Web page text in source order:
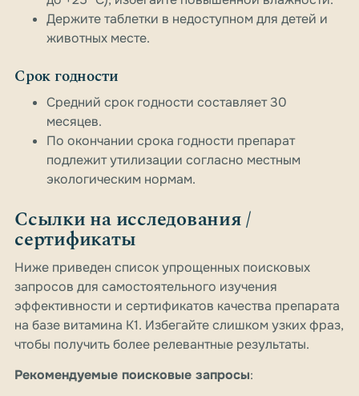
Держите таблетки в недоступном для детей и
животных месте.
Срок годности
Средний срок годности составляет 30
месяцев.
По окончании срока годности препарат
подлежит утилизации согласно местным
экологическим нормам.
Ссылки на исследования /
сертификаты
Ниже приведен список упрощенных поисковых
запросов для самостоятельного изучения
эффективности и сертификатов качества препарата
на базе витамина K1. Избегайте слишком узких фраз,
чтобы получить более релевантные результаты.
Рекомендуемые поисковые запросы: